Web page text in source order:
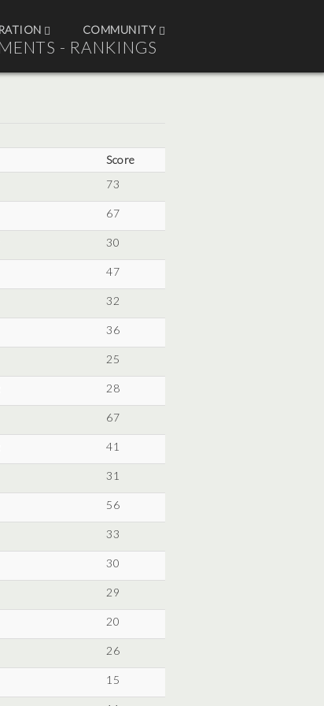
COMMUNITY
- RANKINGS
Score
73
67
30
47
32
36
25
28
67
41
31
56
33
30
29
20
26
15